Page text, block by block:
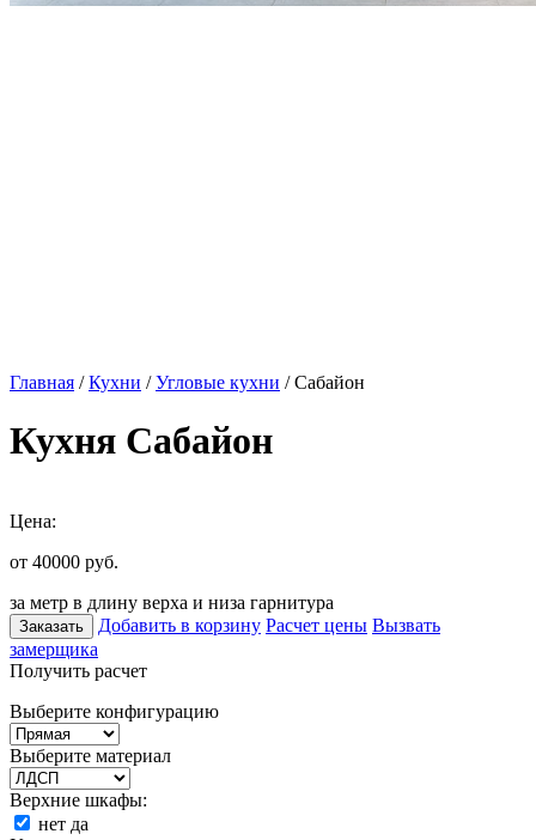
Главная /Кухни /Угловые кухни / Сабайон
Кухня Сабайон
Цена:
от 40000 руб.
за метр в длину верха и низа гарнитура
Заказать Добавить в корзину Расчет цены Вызвать
замерщика
Получить расчет
Выберите конфигурацию
Выберите материал
Верхние шкафы:
нет да